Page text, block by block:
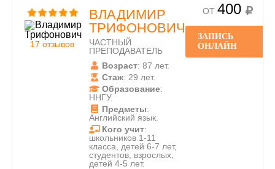
17 отзывов
ВЛАДИМИР
ТРИФОНОВИЧ
ЧАСТНЫЙ
ПРЕПОДАВАТЕЛЬ
Возраст: 87 лет.
Стаж: 29 лет.
Образование:
ННГУ.
Предметы:
Английский язык.
Кого учит:
школьников 1-11
класса, детей 6-7 лет,
студентов, взрослых,
детей 4-5 лет.
ОТ 400
ЗАПИСЬ
ОНЛАЙН